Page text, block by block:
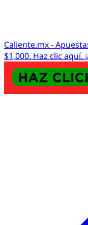
Caliente.mx -
$1,000. Haz clic aquí.